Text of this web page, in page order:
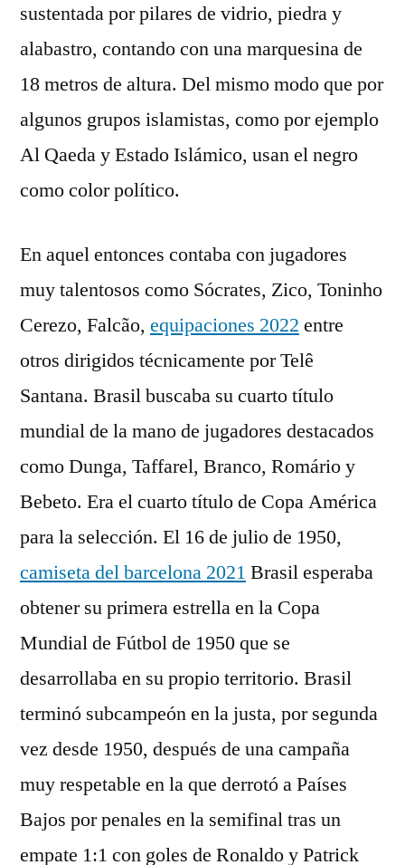
sustentada por pilares de vidrio, piedra y
alabastro, contando con una marquesina de
18 metros de altura. Del mismo modo que por
algunos grupos islamistas, como por ejemplo
Al Qaeda y Estado Islámico, usan el negro
como color político.
En aquel entonces contaba con jugadores
muy talentosos como Sócrates, Zico, Toninho
Cerezo, Falcão, equipaciones 2022 entre
otros dirigidos técnicamente por Telê
Santana. Brasil buscaba su cuarto título
mundial de la mano de jugadores destacados
como Dunga, Taffarel, Branco, Romário y
Bebeto. Era el cuarto título de Copa América
para la selección. El 16 de julio de 1950,
camiseta del barcelona 2021 Brasil esperaba
obtener su primera estrella en la Copa
Mundial de Fútbol de 1950 que se
desarrollaba en su propio territorio. Brasil
terminó subcampeón en la justa, por segunda
vez desde 1950, después de una campaña
muy respetable en la que derrotó a Países
Bajos por penales en la semifinal tras un
empate 1:1 con goles de Ronaldo y Patrick